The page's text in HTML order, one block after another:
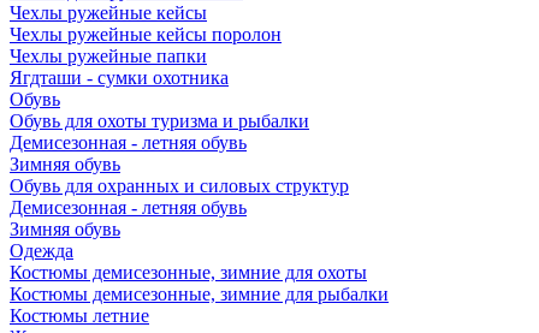
Чехлы ружейные кейсы
Чехлы ружейные кейсы поролон
Чехлы ружейные папки
Ягдташи - сумки охотника
Обувь
Обувь для охоты туризма и рыбалки
Демисезонная - летняя обувь
Зимняя обувь
Обувь для охранных и силовых структур
Демисезонная - летняя обувь
Зимняя обувь
Одежда
Костюмы демисезонные, зимние для охоты
Костюмы демисезонные, зимние для рыбалки
Костюмы летние